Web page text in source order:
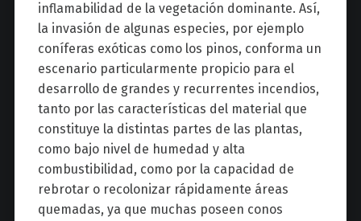
inflamabilidad de la vegetación dominante. Así,
la invasión de algunas especies, por ejemplo
coníferas exóticas como los pinos, conforma un
escenario particularmente propicio para el
desarrollo de grandes y recurrentes incendios,
tanto por las características del material que
constituye la distintas partes de las plantas,
como bajo nivel de humedad y alta
combustibilidad, como por la capacidad de
rebrotar o recolonizar rápidamente áreas
quemadas, ya que muchas poseen conos